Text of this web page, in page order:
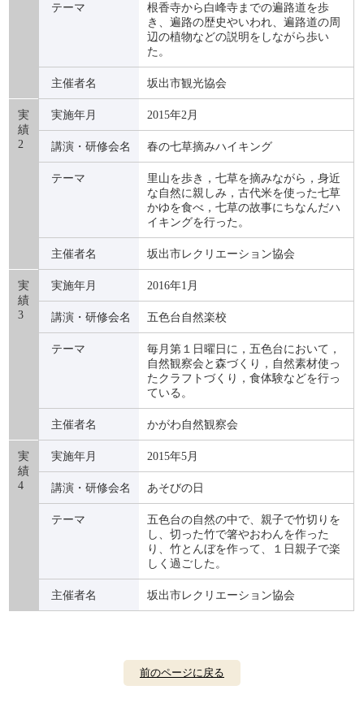
テーマ
根香寺から白峰寺までの遍路道を歩
き、遍路の歴史やいわれ、遍路道の周
辺の植物などの説明をしながら歩い
た。
主催者名 坂出市観光協会
実
績
2
実施年月 2015年2月
講演・研修会名 春の七草摘みハイキング
テーマ
里山を歩き，七草を摘みながら，身近
な自然に親しみ，古代米を使った七草
かゆを食べ，七草の故事にちなんだハ
イキングを行った。
主催者名 坂出市レクリエーション協会
実
績
3
実施年月 2016年1月
講演・研修会名 五色台自然楽校
テーマ
毎月第１日曜日に，五色台において，
自然観察会と森づくり，自然素材使っ
たクラフトづくり，食体験などを行っ
ている。
主催者名 かがわ自然観察会
実
績
4
実施年月 2015年5月
講演・研修会名 あそびの日
テーマ
五色台の自然の中で、親子で竹切りを
し、切った竹で箸やおわんを作った
り、竹とんぼを作って、１日親子で楽
しく過ごした。
主催者名 坂出市レクリエーション協会
前のページに戻る